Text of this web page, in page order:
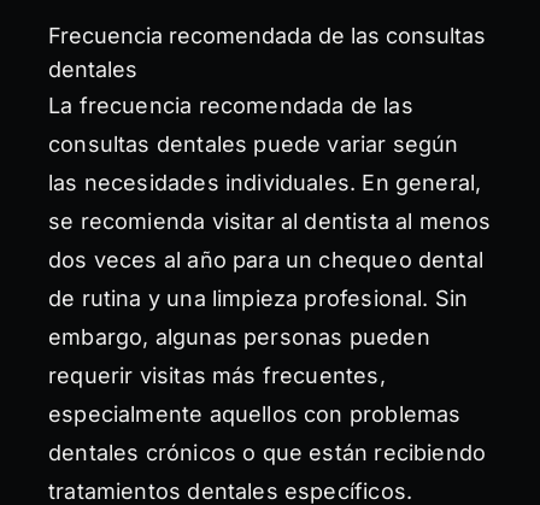
Frecuencia recomendada de las consultas
dentales
La frecuencia recomendada de las
consultas dentales puede variar según
las necesidades individuales. En general,
se recomienda visitar al dentista al menos
dos veces al año para un chequeo dental
de rutina y una limpieza profesional. Sin
embargo, algunas personas pueden
requerir visitas más frecuentes,
especialmente aquellos con problemas
dentales crónicos o que están recibiendo
tratamientos dentales específicos.